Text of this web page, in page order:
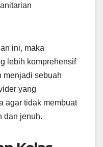
ini, maka
lebih komprehensif
menjadi sebuah
yang
agar tidak membuat
dan jenuh.